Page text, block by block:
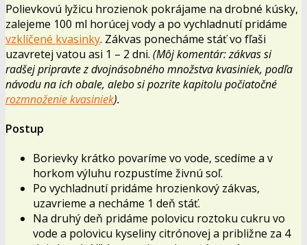
Polievkovú lyžicu hrozienok pokrájame na drobné kúsky,
zalejeme 100 ml horúcej vody a po vychladnutí pridáme
vzklíčené kvasinky. Zákvas ponecháme stáť vo fľaši
uzavretej vatou asi 1 – 2 dni. (Môj komentár: zákvas si
radšej pripravte z dvojnásobného množstva kvasiniek, podľa
návodu na ich obale, alebo si pozrite kapitolu počiatočné
rozmnoženie kvasiniek).
Postup
Borievky krátko povaríme vo vode, scedíme a v
horkom výluhu rozpustíme živnú soľ.
Po vychladnutí pridáme hrozienkový zákvas,
uzavrieme a necháme 1 deň stáť.
Na druhý deň pridáme polovicu roztoku cukru vo
vode a polovicu kyseliny citrónovej a približne za 4